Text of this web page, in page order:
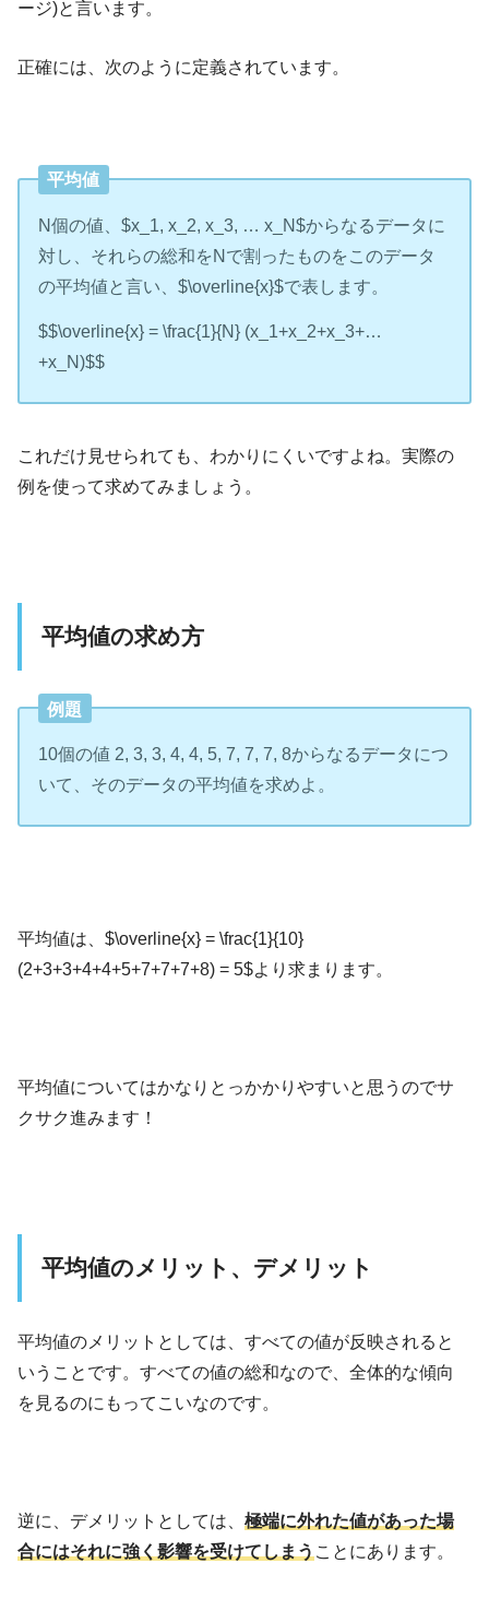
ージ)と言います。
正確には、次のように定義されています。
平均値
N個の値、$x_1, x_2, x_3, … x_N$からなるデータに
対し、それらの総和をNで割ったものをこのデータ
の平均値と言い、$\overline{x}$で表します。
$$\overline{x} = \frac{1}{N} (x_1+x_2+x_3+…
+x_N)$$
これだけ見せられても、わかりにくいですよね。実際の
例を使って求めてみましょう。
平均値の求め方
例題
10個の値 2, 3, 3, 4, 4, 5, 7, 7, 7, 8からなるデータにつ
いて、そのデータの平均値を求めよ。
平均値は、$\overline{x} = \frac{1}{10}
(2+3+3+4+4+5+7+7+7+8) = 5$より求まります。
平均値についてはかなりとっかかりやすいと思うのでサ
クサク進みます！
平均値のメリット、デメリット
平均値のメリットとしては、すべての値が反映されると
いうことです。すべての値の総和なので、全体的な傾向
を見るのにもってこいなのです。
逆に、デメリットとしては、極端に外れた値があった場
合にはそれに強く影響を受けてしまう ことにあります。